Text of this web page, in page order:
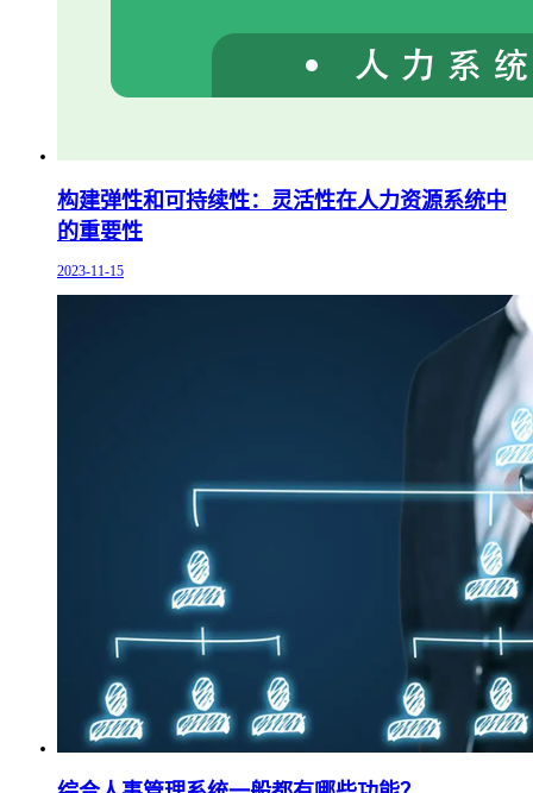
构建弹性和可持续性：灵活性在人力资源系统中
的重要性
2023-11-15